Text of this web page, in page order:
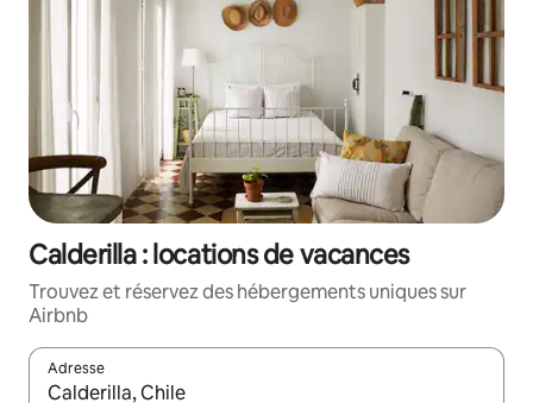
Calderilla : locations de vacances
Trouvez et réservez des hébergements uniques sur
Airbnb
Adresse
Lorsque les résultats s'affichent, utilisez les flèches vers le